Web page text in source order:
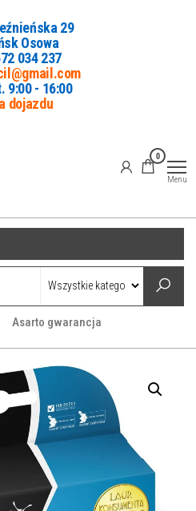
29
Osowa
72 034 237
9:00 - 16:00
dojazdu
0
Menu
Asarto gwarancja